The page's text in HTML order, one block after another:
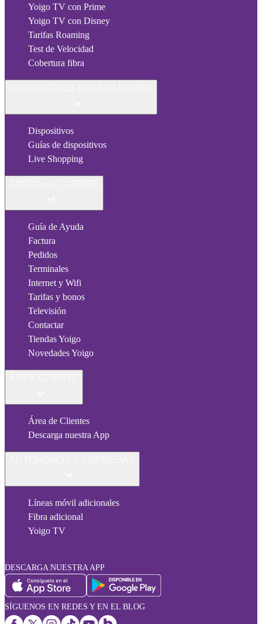
Yoigo TV con Prime
Yoigo TV con Disney
Tarifas Roaming
Test de Velocidad
Cobertura fibra
Dispositivos
Guías de dispositivos
Live Shopping
Guía de Ayuda
Factura
Pedidos
Terminales
Internet y Wifi
Tarifas y bonos
Televisión
Contactar
Tiendas Yoigo
Novedades Yoigo
Área de Clientes
Descarga nuestra App
Líneas móvil adicionales
Fibra adicional
Yoigo TV
DESCARGA NUESTRA APP
SÍGUENOS EN REDES Y EN EL BLOG